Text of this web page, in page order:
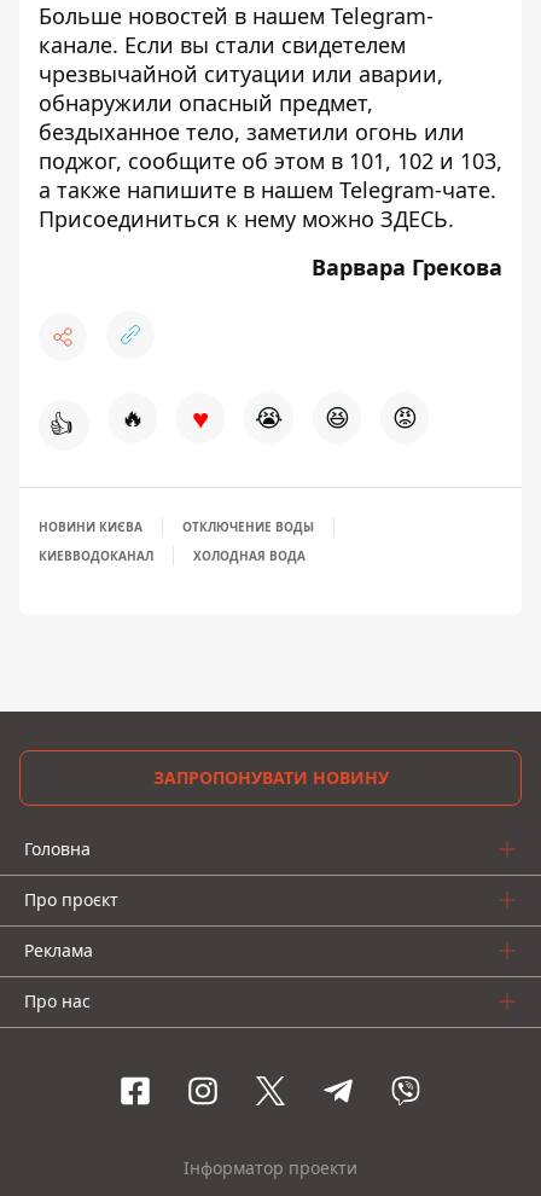
Больше новостей в нашем Telegram-
канале. Если вы стали свидетелем
чрезвычайной ситуации или аварии,
обнаружили опасный предмет,
бездыханное тело, заметили огонь или
поджог, сообщите об этом в 101, 102 и 103,
а также напишите в нашем Telegram-чате.
Присоединиться к нему можно ЗДЕСЬ.
Варвара Грекова
👍 🔥 ♥ 😭 😆 😡
НОВИНИ КИЄВА
ОТКЛЮЧЕНИЕ ВОДЫ
КИЕВВОДОКАНАЛ
ХОЛОДНАЯ ВОДА
ЗАПРОПОНУВАТИ НОВИНУ
Головна
Про проєкт
Реклама
Про нас
Інформатор проекти